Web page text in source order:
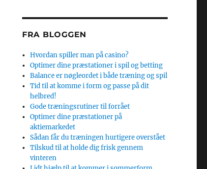
FRA BLOGGEN
Hvordan spiller man på casino?
Optimer dine præstationer i spil og betting
Balance er nøgleordet i både træning og spil
Tid til at komme i form og passe på dit
helbred!
Gode træningsrutiner til forrået
Optimer dine præstationer på
aktiemarkedet
Sådan får du træningen hurtigere overstået
Tilskud til at holde dig frisk gennem
vinteren